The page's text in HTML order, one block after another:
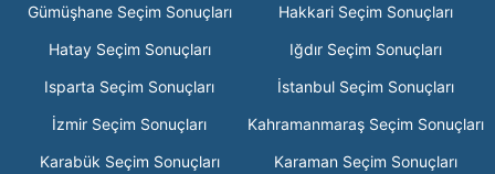
Gümüşhane Seçim Sonuçları
Hakkari Seçim Sonuçları
Hatay Seçim Sonuçları
Iğdır Seçim Sonuçları
Isparta Seçim Sonuçları
İstanbul Seçim Sonuçları
İzmir Seçim Sonuçları
Kahramanmaraş Seçim Sonuçları
Karabük Seçim Sonuçları
Karaman Seçim Sonuçları